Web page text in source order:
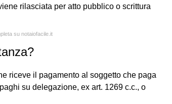
rilasciata per atto pubblico o scrittura
su notaiofacile.it
riceve il pagamento al soggetto che paga
su delegazione, ex art. 1269 c.c., o